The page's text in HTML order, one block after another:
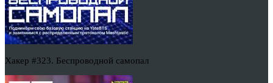
Хакер #323. Беспроводной самопал